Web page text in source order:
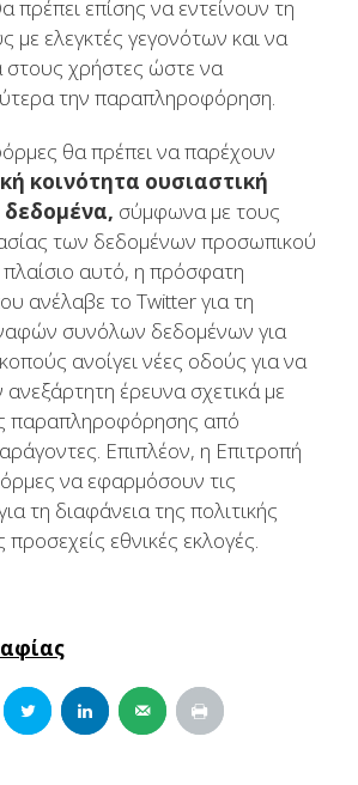
πρέπει επίσης να εντείνουν τη
με ελεγκτές γεγονότων και να
χρήστες ώστε να
την παραπληροφόρηση.
θα πρέπει να παρέχουν
κοινότητα ουσιαστική
σύμφωνα με τους
των δεδομένων προσωπικού
αυτό, η πρόσφατη
ανέλαβε το Twitter για τη
συνόλων δεδομένων για
ανοίγει νέες οδούς για να
ανεξάρτητη έρευνα σχετικά με
παραπληροφόρησης από
Επιπλέον, η Επιτροπή
να εφαρμόσουν τις
τη διαφάνεια της πολιτικής
προσεχείς εθνικές εκλογές.